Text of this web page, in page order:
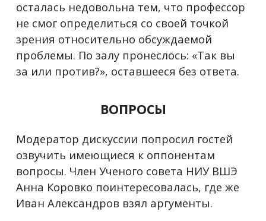
осталась недовольна тем, что профессор
не смог определиться со своей точкой
зрения относительно обсуждаемой
проблемы. По залу пронеслось: «Так вы
за или против?», оставшееся без ответа.
ВОПРОСЫ
Модератор дискуссии попросил гостей
озвучить имеющиеся к оппонентам
вопросы. Член Ученого совета НИУ ВШЭ
Анна Коровко поинтересовалась, где же
Иван Александров взял аргументы.